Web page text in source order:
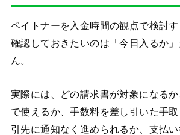
ペイトナーを入金時間の観点で検討
確認しておきたいのは「今日入るか
ん。
実際には、どの請求書が対象になる
で使えるか、手数料を差し引いた手
引先に通知なく進められるか、支払